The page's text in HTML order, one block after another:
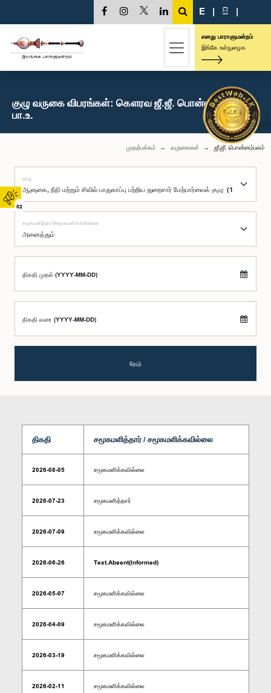
02
E | සි |
எனது பாராளுமன்றம்
இங்கே உள்நுழைக
குழு வருகை விபரங்கள்: கௌரவ ஜீ.ஜீ. பொன்னம்பலம்,
பா.உ.
முதற்பக்கம் வருகைகள் ஜீ.ஜீ. பொன்னம்பலம்
குழு
சமூகமளித்தார்/சமூகமளிக்கவில்லை
திகதி முதல் (YYYY-MM-DD)
திகதி வரை (YYYY-MM-DD)
தேடு
திகதி சமூகமளித்தார் / சமூகமளிக்கவில்லை
2026-08-05 சமூகமளிக்கவில்லை
2026-07-23 சமூகமளித்தார்
2026-07-09 சமூகமளிக்கவில்லை
2026-06-26 Text.Absent(Informed)
2026-05-07 சமூகமளிக்கவில்லை
2026-04-09 சமூகமளிக்கவில்லை
2026-03-19 சமூகமளிக்கவில்லை
2026-02-11 சமூகமளிக்கவில்லை